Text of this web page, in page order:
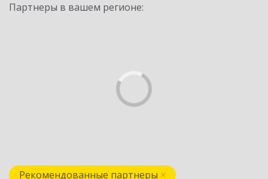
Партнеры в вашем регионе:
Рекомендованные партнеры